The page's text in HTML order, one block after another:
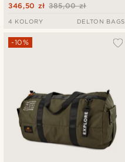
385,00 zł
346,50 zł
4 KOLORY DELTON BAGS
-10%